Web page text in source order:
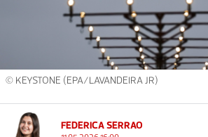
© KEYSTONE (EPA/LAVANDEIRA JR)
FEDERICA SERRAO